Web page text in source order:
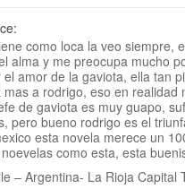
como loca la veo siempre,
alma y me preocupa mucho
amor de la gaviota, ella tan
a rodrigo, eso en realidad
de gaviota es muy guapo,
pero bueno rodrigo es el
esta novela merece un
como esta, esta
– Argentina- La Rioja Capital